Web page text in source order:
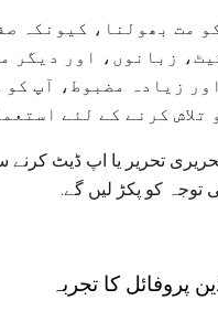
مت بھولنا، کیونکہ
زبانوں، اور دیگر
زیادہ مضبوط، آپ
تلاش کرنے کے لئے
تحریر یا اپ ڈیٹ کرنے
توجہ کو پکڑ لیں گے.